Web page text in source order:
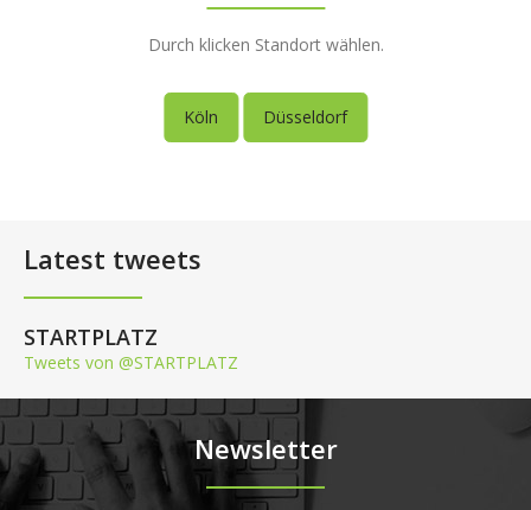
Durch klicken Standort wählen.
Köln Düsseldorf
Latest tweets
STARTPLATZ
Tweets von @STARTPLATZ
Newsletter